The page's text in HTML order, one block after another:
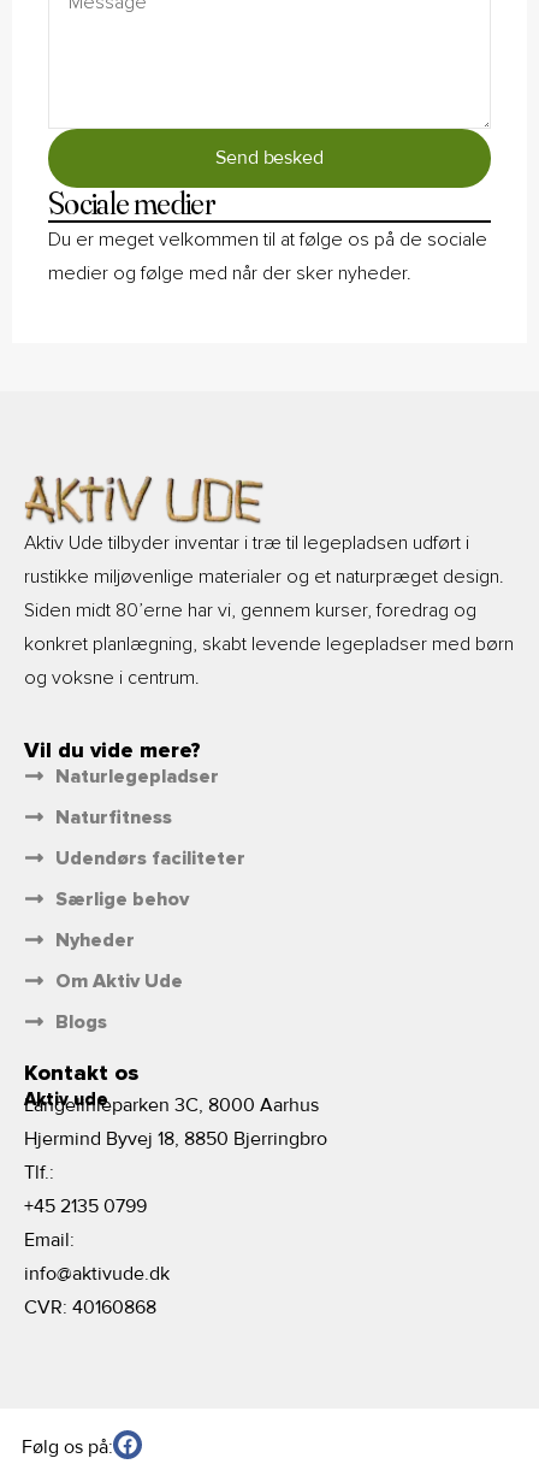
Send besked
Sociale medier
Du er meget velkommen til at følge os på de sociale
medier og følge med når der sker nyheder.
Aktiv Ude tilbyder inventar i træ til legepladsen udført i
rustikke miljøvenlige materialer og et naturpræget design.
Siden midt 80’erne har vi, gennem kurser, foredrag og
konkret planlægning, skabt levende legepladser med børn
og voksne i centrum.
Vil du vide mere?
Naturlegepladser
Naturfitness
Udendørs faciliteter
Særlige behov
Nyheder
Om Aktiv Ude
Blogs
Kontakt os
Aktiv ude
Langelinieparken 3C, 8000 Aarhus
Hjermind Byvej 18, 8850 Bjerringbro
Tlf.:
+45 2135 0799
Email:
info@aktivude.dk
CVR: 40160868
Følg os på: